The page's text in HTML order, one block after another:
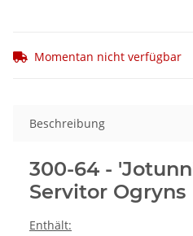
Momentan nicht verfügbar
Beschreibung
300-64 -
Servitor Ogryns
Enthält: